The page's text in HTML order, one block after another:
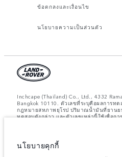
ข้อตกลงและเงื่อนไข
นโยบายความเป็นส่วนตัว
Inchcape (Thailand) Co., Ltd., 4332
Bangkok 10110. ตัวเลขที่ระบุคือผลการท
กฎหมายสหภาพยุโรป ปริมาณน้ำมันที่ยานย
ทดสอบดังกล่าว และตัวเลขเหล่านี้ใช้เพื่อก
หมายเหตุสำคัญเกี่ยวกับภาพและข้อมูล:
นโยบายคุกกี้